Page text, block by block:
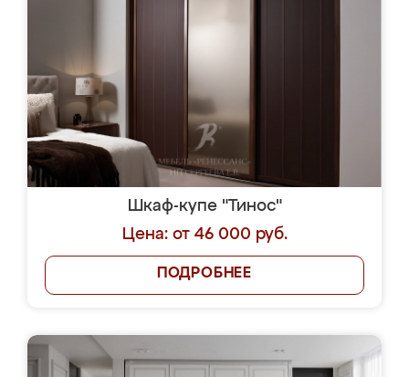
Шкаф-купе "Тинос"
Цена: от 46 000 руб.
ПОДРОБНЕЕ